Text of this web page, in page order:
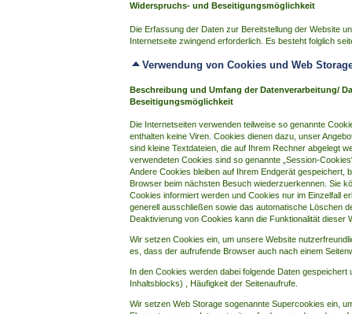
Widerspruchs- und Beseitigungsmöglichkeit
Die Erfassung der Daten zur Bereitstellung der Website
Internetseite zwingend erforderlich. Es besteht folglich
Verwendung von Cookies und Web
Beschreibung und Umfang der Datenverarbeitung/
Beseitigungsmöglichkeit
Die Internetseiten verwenden teilweise so genannte
enthalten keine Viren. Cookies dienen dazu, unser
sind kleine Textdateien, die auf Ihrem Rechner abgelegt
verwendeten Cookies sind so genannte „Session-
Andere Cookies bleiben auf Ihrem Endgerät gespeichert,
Browser beim nächsten Besuch wiederzuerkennen. Sie
Cookies informiert werden und Cookies nur im Einzelfall
generell ausschließen sowie das automatische Löschen
Deaktivierung von Cookies kann die Funktionalität dieser
Wir setzen Cookies ein, um unsere Website
es, dass der aufrufende Browser auch nach einem
In den Cookies werden dabei folgende Daten
Inhaltsblocks) , Häufigkeit der Seitenaufrufe.
Wir setzen Web Storage sogenannte Supercookies ein,